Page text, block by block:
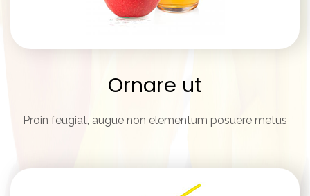
Proin feugiat, augue non elementum posuere metus
Ornare ut
Proin feugiat, augue non elementum posuere metus